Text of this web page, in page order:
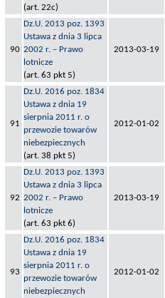
(art. 22c)
90
Dz.U. 2013 poz. 1393
Ustawa z dnia 3 lipca
2002 r. – Prawo
lotnicze
(art. 63 pkt 5)
2013-03-19
91
Dz.U. 2016 poz. 1834
Ustawa z dnia 19
sierpnia 2011 r. o
przewozie towarów
niebezpiecznych
(art. 38 pkt 5)
2012-01-02
92
Dz.U. 2013 poz. 1393
Ustawa z dnia 3 lipca
2002 r. – Prawo
lotnicze
(art. 63 pkt 6)
2013-03-19
93
Dz.U. 2016 poz. 1834
Ustawa z dnia 19
sierpnia 2011 r. o
przewozie towarów
niebezpiecznych
2012-01-02